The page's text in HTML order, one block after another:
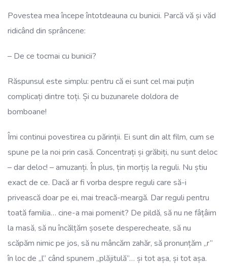
Povestea mea începe întotdeauna cu bunicii. Parcă vă și văd
ridicând din sprâncene:
– De ce tocmai cu bunicii?
Răspunsul este simplu: pentru că ei sunt cel mai puțin
complicați dintre toți. Și cu buzunarele doldora de
bomboane!
Îmi continui povestirea cu părinții. Ei sunt din alt film, cum se
spune pe la noi prin casă. Concentrați și grăbiți, nu sunt deloc
– dar deloc! – amuzanți. În plus, țin morțiș la reguli. Nu știu
exact de ce. Dacă ar fi vorba despre reguli care să-i
privească doar pe ei, mai treacă-meargă. Dar reguli pentru
toată familia… cine-a mai pomenit? De pildă, să nu ne fâțâim
la masă, să nu încălțăm șosete desperecheate, să nu
scăpăm nimic pe jos, să nu mâncăm zahăr, să pronunțăm „r”
în loc de „l” când spunem „plăjitulă”… și tot așa, și tot așa.